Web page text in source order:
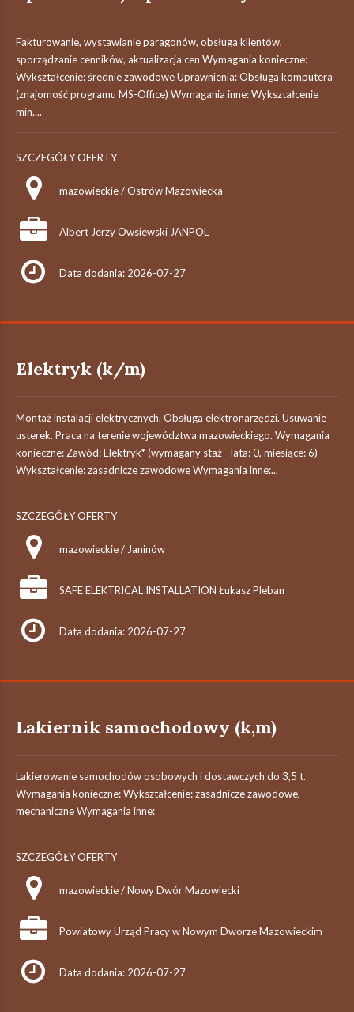
Fakturowanie, wystawianie paragonów, obsługa klientów,
sporządzanie cenników, aktualizacja cen Wymagania konieczne:
Wykształcenie: średnie zawodowe Uprawnienia: Obsługa komputera
(znajomość programu MS-Office) Wymagania inne: Wykształcenie
min....
SZCZEGÓŁY OFERTY
mazowieckie / Ostrów Mazowiecka
Albert Jerzy Owsiewski JANPOL
Data dodania: 2026-07-27
Elektryk (k/m)
Montaż instalacji elektrycznych. Obsługa elektronarzędzi. Usuwanie
usterek. Praca na terenie województwa mazowieckiego. Wymagania
konieczne: Zawód: Elektryk* (wymagany staż - lata: 0, miesiące: 6)
Wykształcenie: zasadnicze zawodowe Wymagania inne:...
SZCZEGÓŁY OFERTY
mazowieckie / Janinów
SAFE ELEKTRICAL INSTALLATION Łukasz Pleban
Data dodania: 2026-07-27
Lakiernik samochodowy (k,m)
Lakierowanie samochodów osobowych i dostawczych do 3,5 t.
Wymagania konieczne: Wykształcenie: zasadnicze zawodowe,
mechaniczne Wymagania inne:
SZCZEGÓŁY OFERTY
mazowieckie / Nowy Dwór Mazowiecki
Powiatowy Urząd Pracy w Nowym Dworze Mazowieckim
Data dodania: 2026-07-27